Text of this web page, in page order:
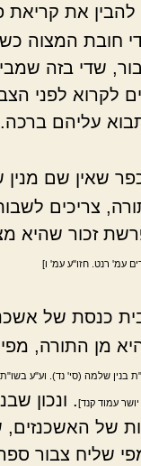
את קריאת
חובת המצוה
שדי בזה
לקרוא לפני
עליהם ברכה.
שאין שם מנין
צריכים
זכור שהיא
עמ' רנט. חזו"ע עמ' ו]
כנסת של
מן התורה,
בנין שלמה (סי' נד). וע"ע
עמוד קנד] . ונכון
של
שליח צבור